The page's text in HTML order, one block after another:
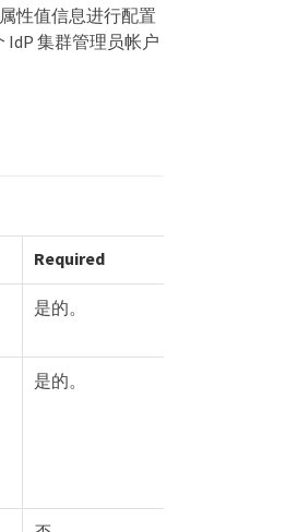
性值信息进行配置
IdP 集群管理员帐户
Required
是的。
是的。